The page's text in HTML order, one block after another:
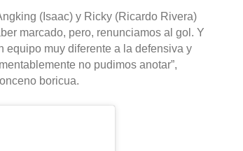
(Isaac) y Ricky (Ricardo Rivera)
marcado, pero, renunciamos al gol. Y
equipo muy diferente a la defensiva y
no pudimos anotar”,
boricua.